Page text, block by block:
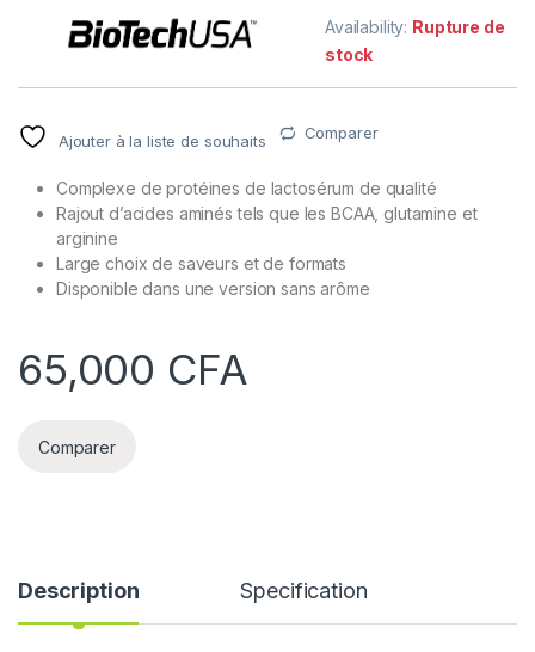
Availability: Rupture de
stock
Ajouter à la liste de souhaits Comparer
Complexe de protéines de lactosérum de qualité
Rajout d’acides aminés tels que les BCAA, glutamine et
arginine
Large choix de saveurs et de formats
Disponible dans une version sans arôme
65,000 CFA
Comparer
Description Specification